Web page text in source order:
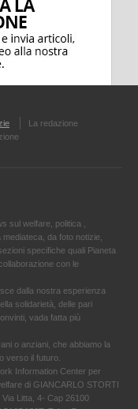
La redazione
sul welfare, politica ,
da foto notizie,
specifiche quali Pianeta
con le
dalla nostra esperienza
solidarietà, delle pari
vada fatta più
o anziani, che abbiamo la
verso il futuro.
Information Center per
di GIANCARLO STORTI
Litta, 4- Cap 26100